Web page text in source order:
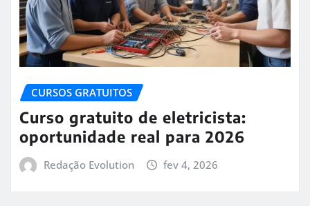
CURSOS GRATUITOS
Curso gratuito de eletricista:
oportunidade real para 2026
Redação Evolution fev 4, 2026